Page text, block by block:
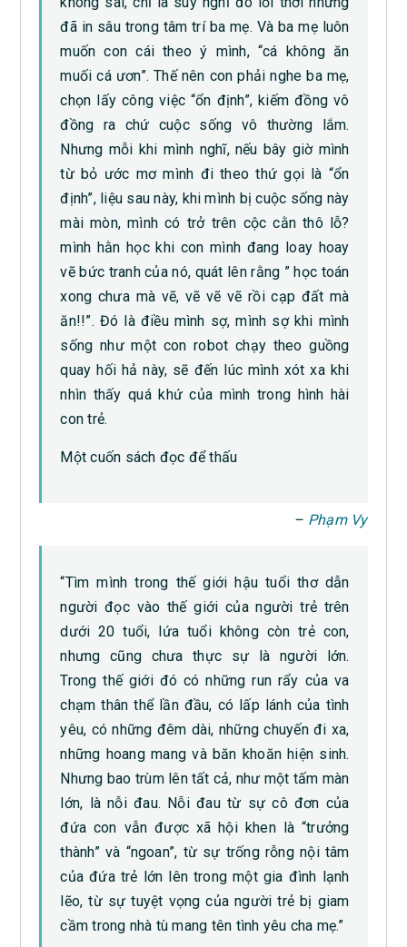
đã in sâu trong tâm trí ba mẹ. Và ba mẹ luôn
muốn con cái theo ý mình, “cá không ăn
muối cá ươn”. Thế nên con phải nghe ba mẹ,
chọn lấy công việc “ổn định”, kiếm đồng vô
đồng ra chứ cuộc sống vô thường lắm.
Nhưng mỗi khi mình nghĩ, nếu bây giờ mình
từ bỏ ước mơ mình đi theo thứ gọi là “ổn
định”, liệu sau này, khi mình bị cuộc sống này
mài mòn, mình có trở trên cộc cằn thô lỗ?
mình hằn học khi con mình đang loay hoay
vẽ bức tranh của nó, quát lên rằng ” học toán
xong chưa mà vẽ, vẽ vẽ vẽ rồi cạp đất mà
ăn!!”. Đó là điều mình sợ, mình sợ khi mình
sống như một con robot chạy theo guồng
quay hối hả này, sẽ đến lúc mình xót xa khi
nhìn thấy quá khứ của mình trong hình hài
con trẻ.
Một cuốn sách đọc để thấu
– Phạm Vy
“Tìm mình trong thế giới hậu tuổi thơ dẫn
người đọc vào thế giới của người trẻ trên
dưới 20 tuổi, lứa tuổi không còn trẻ con,
nhưng cũng chưa thực sự là người lớn.
Trong thế giới đó có những run rẩy của va
chạm thân thể lần đầu, có lấp lánh của tình
yêu, có những đêm dài, những chuyến đi xa,
những hoang mang và băn khoăn hiện sinh.
Nhưng bao trùm lên tất cả, như một tấm màn
lớn, là nỗi đau. Nỗi đau từ sự cô đơn của
đứa con vẫn được xã hội khen là “trưởng
thành” và “ngoan”, từ sự trống rỗng nội tâm
của đứa trẻ lớn lên trong một gia đình lạnh
lẽo, từ sự tuyệt vọng của người trẻ bị giam
cầm trong nhà tù mang tên tình yêu cha mẹ.”